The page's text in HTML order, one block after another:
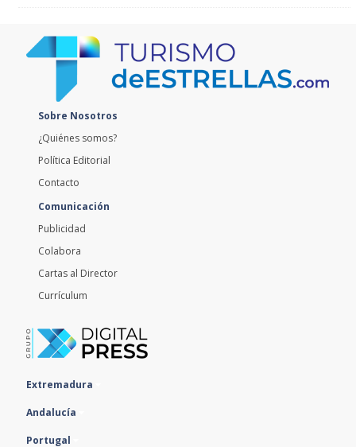
Sobre Nosotros
¿Quiénes somos?
Política Editorial
Contacto
Comunicación
Publicidad
Colabora
Cartas al Director
Currículum
Extremadura
Andalucía
Portugal